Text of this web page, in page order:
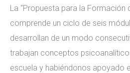
La “Propuesta para la Formación
comprende un ciclo de seis
desarrollan de un modo
trabajan conceptos
escuela y habiéndonos apoyado